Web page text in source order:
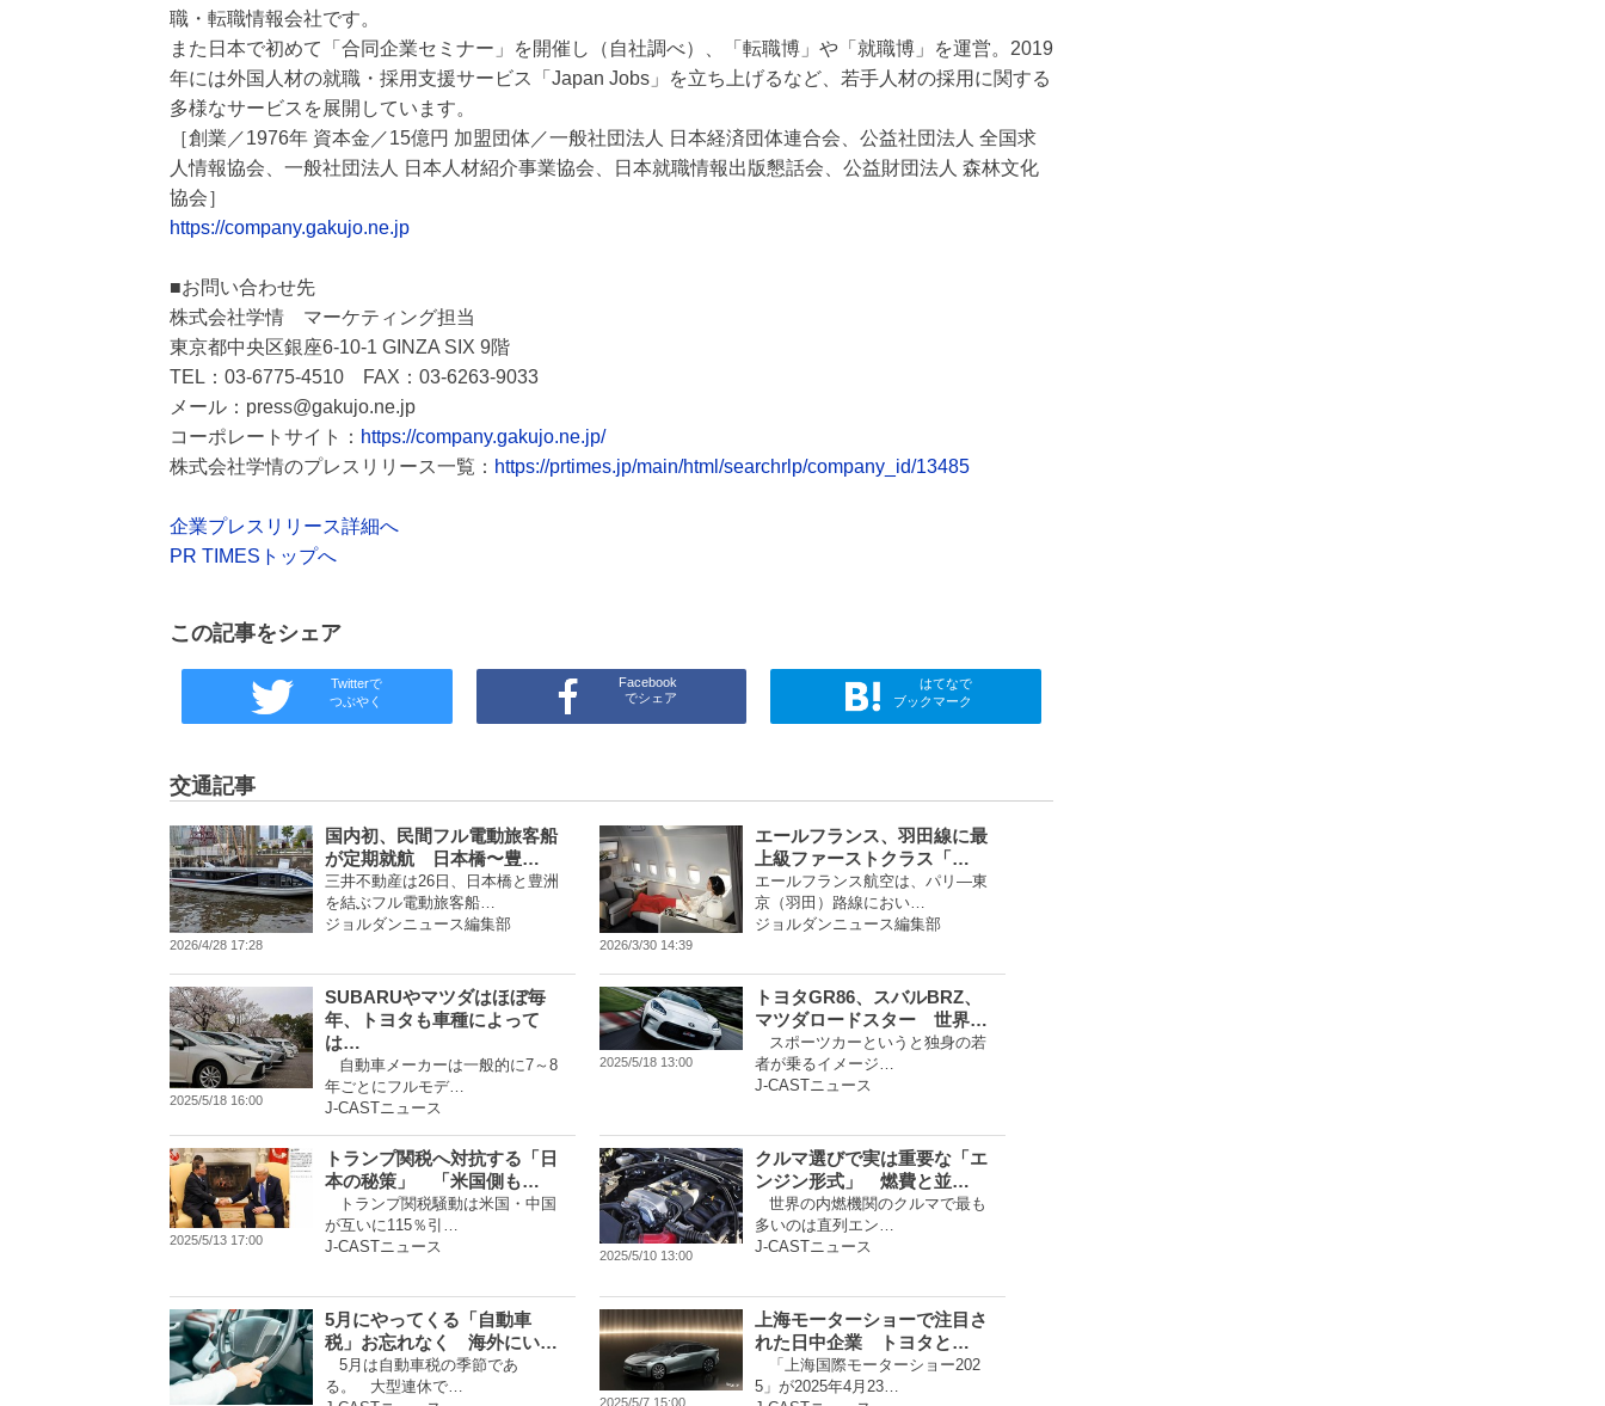
職・転職情報会社です。
また日本で初めて「合同企業セミナー」を開催し（自社調べ）、「転職博」や「就職博」を運営。2019
年には外国人材の就職・採用支援サービス「Japan Jobs」を立ち上げるなど、若手人材の採用に関する
多様なサービスを展開しています。
［創業／1976年 資本金／15億円 加盟団体／一般社団法人 日本経済団体連合会、公益社団法人 全国求
人情報協会、一般社団法人 日本人材紹介事業協会、日本就職情報出版懇話会、公益財団法人 森林文化
協会］
https://company.gakujo.ne.jp
■お問い合わせ先
株式会社学情 マーケティング担当
東京都中央区銀座6-10-1 GINZA SIX 9階
TEL：03-6775-4510 FAX：03-6263-9033
メール：press@gakujo.ne.jp
コーポレートサイト： https://company.gakujo.ne.jp/
株式会社学情のプレスリリース一覧： https://prtimes.jp/main/html/searchrlp/company_id/13485
企業プレスリリース詳細へ
PR TIMESトップへ
この記事をシェア
Twitterで
つぶやく
Facebook
でシェア
はてなで
ブックマーク
交通記事
2026/4/28 17:28
国内初、民間フル電動旅客船
が定期就航 日本橋〜豊…
三井不動産は26日、日本橋と豊洲
を結ぶフル電動旅客船…
ジョルダンニュース編集部
2026/3/30 14:39
エールフランス、羽田線に最
上級ファーストクラス「…
エールフランス航空は、パリ―東
京（羽田）路線におい…
ジョルダンニュース編集部
2025/5/18 16:00
SUBARUやマツダはほぼ毎
年、トヨタも車種によって
は…
自動車メーカーは一般的に7～8
年ごとにフルモデ…
J-CASTニュース
2025/5/18 13:00
トヨタGR86、スバルBRZ、
マツダロードスター 世界…
スポーツカーというと独身の若
者が乗るイメージ…
J-CASTニュース
2025/5/13 17:00
トランプ関税へ対抗する「日
本の秘策」 「米国側も…
トランプ関税騒動は米国・中国
が互いに115％引…
J-CASTニュース
2025/5/10 13:00
クルマ選びで実は重要な「エ
ンジン形式」 燃費と並…
世界の内燃機関のクルマで最も
多いのは直列エン…
J-CASTニュース
5月にやってくる「自動車
税」お忘れなく 海外にい…
5月は自動車税の季節であ
る。 大型連休で…
2025/5/7 15:00
上海モーターショーで注目さ
れた日中企業 トヨタと…
「上海国際モーターショー202
5」が2025年4月23…